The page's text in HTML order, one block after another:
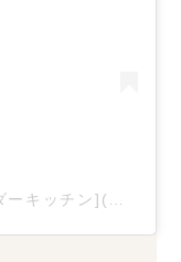
アルファホーム[三河/工務店/オーダーキッチン](@alphahome)がシェアした投稿